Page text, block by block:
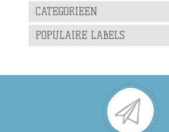
CATEGORIEEN
POPULAIRE LABELS